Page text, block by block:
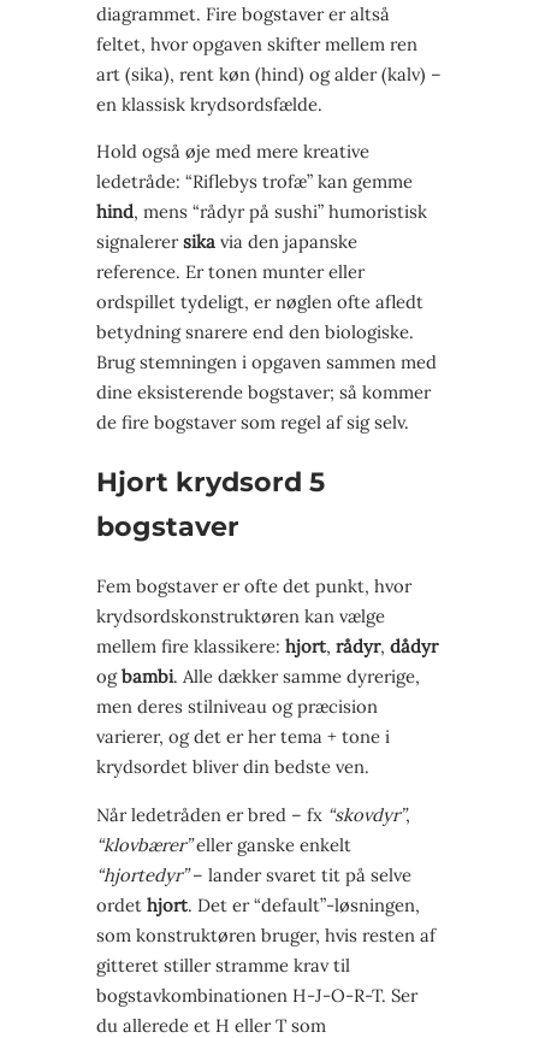
diagrammet. Fire bogstaver er altså
feltet, hvor opgaven skifter mellem ren
art (sika), rent køn (hind) og alder (kalv) –
en klassisk krydsordsfælde.
Hold også øje med mere kreative
ledetråde: “Riflebys trofæ” kan gemme
hind, mens “rådyr på sushi” humoristisk
signalerersika via den japanske
reference. Er tonen munter eller
ordspillet tydeligt, er nøglen ofte afledt
betydning snarere end den biologiske.
Brug stemningen i opgaven sammen med
dine eksisterende bogstaver; så kommer
de fire bogstaver som regel af sig selv.
Hjort krydsord 5
bogstaver
Fem bogstaver er ofte det punkt, hvor
krydsordskonstruktøren kan vælge
mellem fire klassikere: hjort, rådyr, dådyr
ogbambi. Alle dækker samme dyrerige,
men deres stilniveau og præcision
varierer, og det er her tema + tone i
krydsordet bliver din bedste ven.
Når ledetråden er bred – fx “skovdyr”,
“klovbærer”eller ganske enkelt
“hjortedyr”– lander svaret tit på selve
ordet hjort. Det er “default”-løsningen,
som konstruktøren bruger, hvis resten af
gitteret stiller stramme krav til
bogstavkombinationen H-J-O-R-T. Ser
du allerede et H eller T som